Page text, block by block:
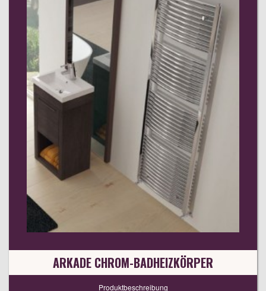
ARKADE CHROM-BADHEIZKÖRPER
Produktbeschreibung